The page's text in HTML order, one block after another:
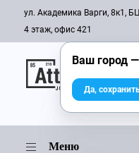
ул. Академика Варги, 8к1,
4 этаж, офис 421
Онлайн-
Меню
Ваш город —
Да,